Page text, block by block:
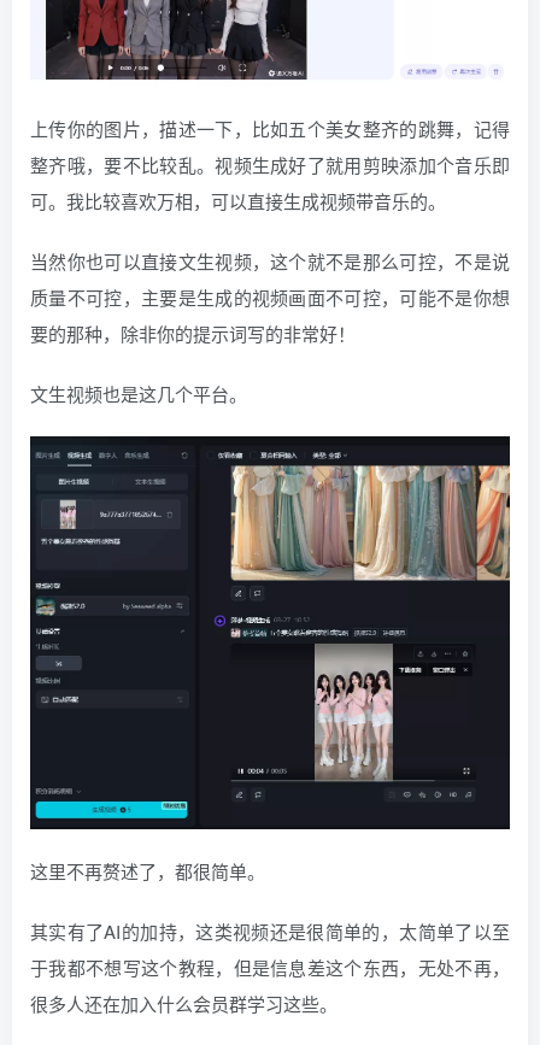
上传你的图片，描述一下，比如五个美女整齐的跳舞，记得
整齐哦，要不比较乱。视频生成好了就用剪映添加个音乐即
可。我比较喜欢万相，可以直接生成视频带音乐的。
当然你也可以直接文生视频，这个就不是那么可控，不是说
质量不可控，主要是生成的视频画面不可控，可能不是你想
要的那种，除非你的提示词写的非常好！
文生视频也是这几个平台。
这里不再赘述了，都很简单。
其实有了AI的加持，这类视频还是很简单的，太简单了以至
于我都不想写这个教程，但是信息差这个东西，无处不再，
很多人还在加入什么会员群学习这些。